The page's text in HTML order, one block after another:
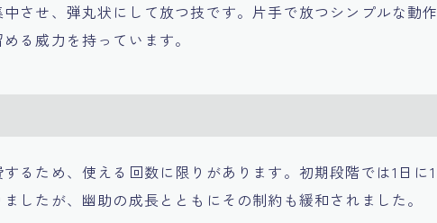
させ、弾丸状にして放つ技です。片手で放つシンプルな動作
る威力を持っています。
るため、使える回数に限りがあります。初期段階では1日に1
したが、幽助の成長とともにその制約も緩和されました。